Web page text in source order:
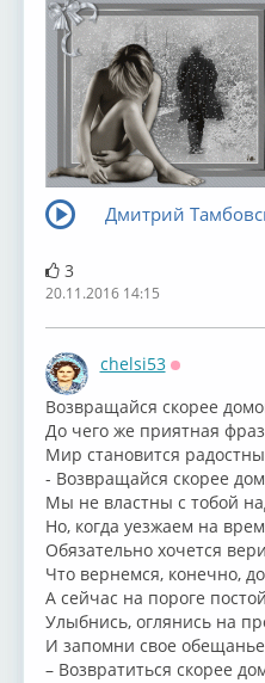
Дмитрий
3
20.11.2016 14:15
chelsi53
⁣Возвращайся скорее
До чего же приятная
Мир становится
- Возвращайся скорее
Мы не властны с тобой
Но, когда уезжаем на
Обязательно хочется
Что вернемся, конечно,
А сейчас на пороге
Улыбнись, оглянись на
И запомни свое обещанье
– Возвратиться скорее